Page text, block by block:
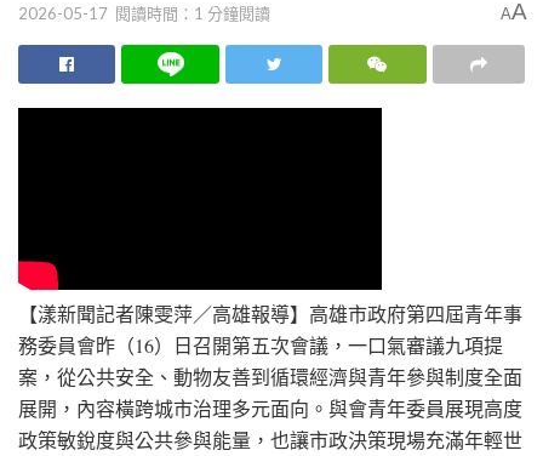
2026-05-17 閱讀時間：1 分鐘閱讀 AA
【漾新聞記者陳雯萍／高雄報導】高雄市政府第四屆青年事
務委員會昨（16）日召開第五次會議，一口氣審議九項提
案，從公共安全、動物友善到循環經濟與青年參與制度全面
展開，內容橫跨城市治理多元面向。與會青年委員展現高度
政策敏銳度與公共參與能量，也讓市政決策現場充滿年輕世